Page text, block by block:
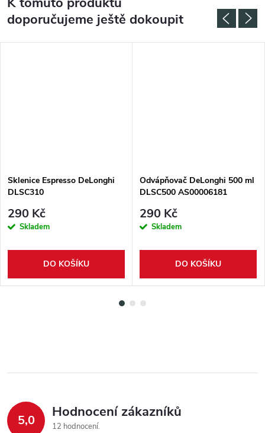
doporučujeme ještě dokoupit
Sklenice Espresso DeLonghi
DLSC310
290 Kč
Skladem
DO KOŠÍKU
Odvápňovač DeLonghi 500 ml
DLSC500 AS00006181
290 Kč
Skladem
DO KOŠÍKU
5,0 Hodnocení zákazníků
12 hodnocení